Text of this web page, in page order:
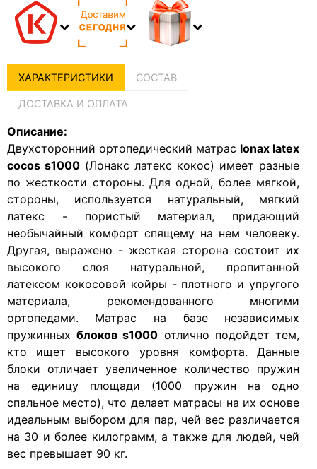
ХАРАКТЕРИСТИКИ СОСТАВ
ДОСТАВКА И ОПЛАТА
Описание:
Двухсторонний ортопедический матрас lonax latex
cocos s1000(Лонакс латекс кокос) имеет разные
по жесткости стороны. Для одной, более мягкой,
стороны, используется натуральный, мягкий
латекс - пористый материал, придающий
необычайный комфорт спящему на нем человеку.
Другая, выражено - жесткая сторона состоит их
высокого слоя натуральной, пропитанной
латексом кокосовой койры - плотного и упругого
материала, рекомендованного многими
ортопедами. Матрас на базе независимых
пружинных блоков s1000 отлично подойдет тем,
кто ищет высокого уровня комфорта. Данные
блоки отличает увеличенное количество пружин
на единицу площади (1000 пружин на одно
спальное место), что делает матрасы на их основе
идеальным выбором для пар, чей вес различается
на 30 и более килограмм, а также для людей, чей
вес превышает 90 кг.